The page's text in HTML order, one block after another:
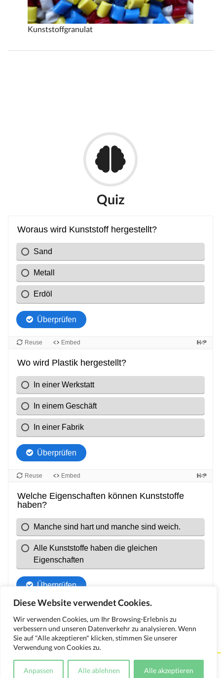
Diese Website verwendet Cookies.
Wir verwenden Cookies, um Ihr Browsing-Erlebnis zu
verbessern und unseren Datenverkehr zu analysieren. Wenn
Sie auf "Alle akzeptieren" klicken, stimmen Sie unserer
Verwendung von Cookies zu.
Anpassen Alle ablehnen Alle akzeptieren
Kunststoffgranulat
Quiz
Zurück
Kontakt Impressum Datenschutzerklärung